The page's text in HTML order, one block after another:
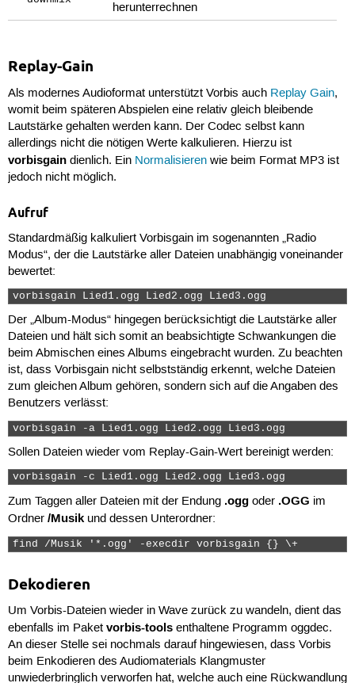
herunterrechnen
Replay-Gain
Als modernes Audioformat unterstützt Vorbis auch Replay Gain,
womit beim späteren Abspielen eine relativ gleich bleibende
Lautstärke gehalten werden kann. Der Codec selbst kann
allerdings nicht die nötigen Werte kalkulieren. Hierzu ist
vorbisgaindienlich. Ein Normalisierenwie beim Format MP3 ist
jedoch nicht möglich.
Aufruf
Standardmäßig kalkuliert Vorbisgain im sogenannten „Radio
Modus“, der die Lautstärke aller Dateien unabhängig voneinander
bewertet:
vorbisgain Lied1.ogg Lied2.ogg Lied3.ogg
Der „Album-Modus“ hingegen berücksichtigt die Lautstärke aller
Dateien und hält sich somit an beabsichtigte Schwankungen die
beim Abmischen eines Albums eingebracht wurden. Zu beachten
ist, dass Vorbisgain nicht selbstständig erkennt, welche Dateien
zum gleichen Album gehören, sondern sich auf die Angaben des
Benutzers verlässt:
vorbisgain -a Lied1.ogg Lied2.ogg Lied3.ogg
Sollen Dateien wieder vom Replay-Gain-Wert bereinigt werden:
vorbisgain -c Lied1.ogg Lied2.ogg Lied3.ogg
Zum Taggen aller Dateien mit der Endung .oggoder .OGG im
Ordner /Musikund dessen Unterordner:
find /Musik '*.ogg' -execdir vorbisgain {} \+
Dekodieren
Um Vorbis-Dateien wieder in Wave zurück zu wandeln, dient das
ebenfalls im Paket vorbis-toolsenthaltene Programm oggdec.
An dieser Stelle sei nochmals darauf hingewiesen, dass Vorbis
beim Enkodieren des Audiomaterials Klangmuster
unwiederbringlich verworfen hat, welche auch eine Rückwandlung